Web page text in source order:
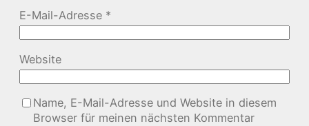
E-Mail-Adresse *
Website
Name, E-Mail-Adresse und Website in diesem
Browser für meinen nächsten Kommentar